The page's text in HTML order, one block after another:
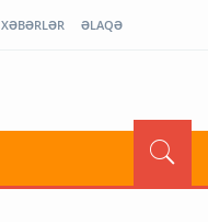
XƏBƏRLƏR ƏLAQƏ